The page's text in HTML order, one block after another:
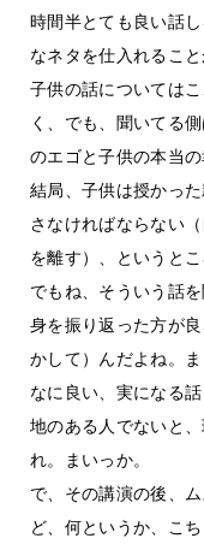
時間半とても良い話
なネタを仕入れること
子供の話については
く、でも、聞いてる
のエゴと子供の本当
結局、子供は授かっ
さなければならない
を離す）、というと
でもね、そういう話
身を振り返った方が
かして）んだよね。
なに良い、実になる
地のある人でないと
れ。まいっか。
で、その講演の後、
ど、何というか、こ